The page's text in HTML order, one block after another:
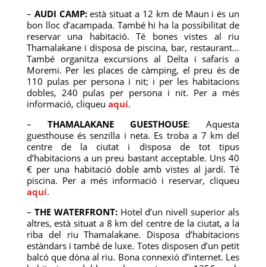
– AUDI CAMP:està situat a 12 km de Maun i és un
bon lloc d’acampada. També hi ha la possibilitat de
reservar una habitació. Té bones vistes al riu
Thamalakane i disposa de piscina, bar, restaurant…
També organitza excursions al Delta i safaris a
Moremi. Per les places de càmping, el preu és de
110 pulas per persona i nit; i per les habitacions
dobles, 240 pulas per persona i nit. Per a més
informació, cliqueu aquí.
– THAMALAKANE GUESTHOUSE: Aquesta
guesthouse és senzilla i neta. Es troba a 7 km del
centre de la ciutat i disposa de tot tipus
d’habitacions a un preu bastant acceptable. Uns 40
€ per una habitació doble amb vistes al jardí. Té
piscina. Per a més informació i reservar, cliqueu
aquí.
– THE WATERFRONT:Hotel d’un nivell superior als
altres, està situat a 8 km del centre de la ciutat, a la
riba del riu Thamalakane. Disposa d’habitacions
estàndars i també de luxe. Totes disposen d’un petit
balcó que dóna al riu. Bona connexió d’internet. Les